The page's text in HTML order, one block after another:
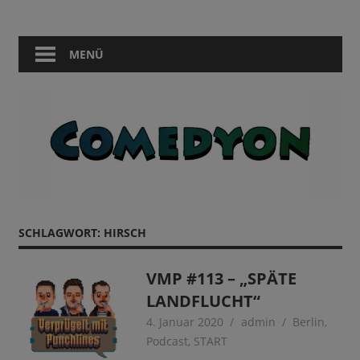
springen
Comedyon
Berlin
MENÜ
SCHLAGWORT: HIRSCH
VMP #113 – „SPÄTE
LANDFLUCHT“
4. Januar 2020 admin Berlin,
Podcast, START